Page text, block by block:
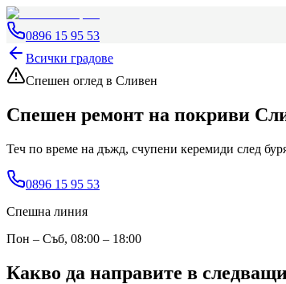
0896 15 95 53
Всички градове
Спешен оглед в Сливен
Спешен ремонт на покриви
Теч по време на дъжд, счупени керемиди след
0896 15 95 53
Спешна линия
Пон – Съб, 08:00 – 18:00
Какво да направите в